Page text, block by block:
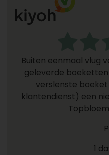
Buiten eenmaal vlug
geleverde
verslenste
klantendienst) een
1